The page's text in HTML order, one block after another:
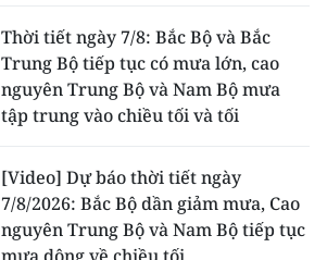
Thời tiết ngày 7/8: Bắc Bộ và Bắc
Trung Bộ tiếp tục có mưa lớn, cao
nguyên Trung Bộ và Nam Bộ mưa
tập trung vào chiều tối và tối
[Video] Dự báo thời tiết ngày
7/8/2026: Bắc Bộ dần giảm mưa, Cao
nguyên Trung Bộ và Nam Bộ tiếp tục